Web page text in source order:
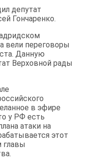
депутат
Гончаренко.
вели переговоры
Данную
Верховной рады
в эфире
у РФ есть
атаки на
этот
главы